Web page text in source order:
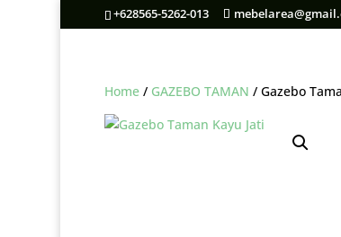
+628565-5262-013
Home / GAZEBO TAMAN / Gazebo